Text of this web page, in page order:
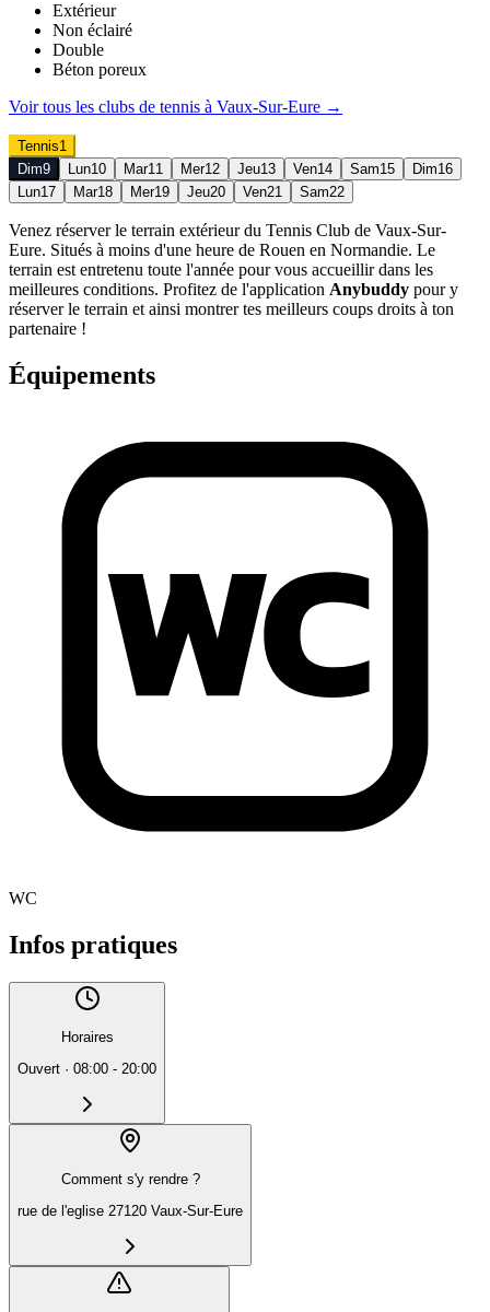
Extérieur
Non éclairé
Double
Béton poreux
Voir tous les clubs de tennis à Vaux-Sur-Eure →
Tennis1
Dim9 Lun10 Mar11 Mer12 Jeu13 Ven14 Sam15 Dim16
Lun17 Mar18 Mer19 Jeu20 Ven21 Sam22
Venez réserver le terrain extérieur du Tennis Club de Vaux-Sur-
Eure. Situés à moins d'une heure de Rouen en Normandie. Le
terrain est entretenu toute l'année pour vous accueillir dans les
meilleures conditions. Profitez de l'application Anybuddy pour y
réserver le terrain et ainsi montrer tes meilleurs coups droits à ton
partenaire !
Équipements
WC
Infos pratiques
Horaires
Ouvert · 08:00 - 20:00
Comment s'y rendre ?
rue de l'eglise 27120 Vaux-Sur-Eure